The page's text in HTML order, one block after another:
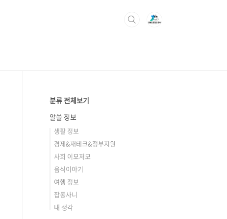
분류 전체보기
알쓸 정보
생활 정보
경제&재테크&정부지원
사회 이모저모
음식이야기
여행 정보
잡동사니
내 생각